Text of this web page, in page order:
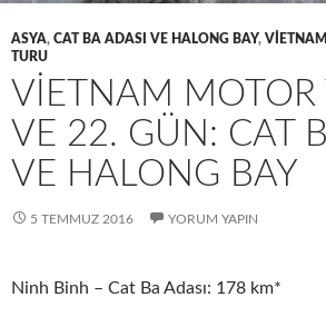
ASYA, CAT BA ADASI VE HALONG BAY, VİETNAM
TURU
VİETNAM MOTOR
VE 22. GÜN: CAT
VE HALONG BAY
5 TEMMUZ 2016 YORUM YAPIN
Ninh Binh – Cat Ba Adası: 178 km*